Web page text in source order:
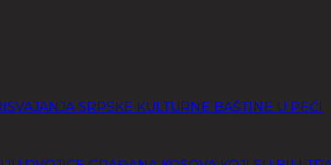
SRPSKE KULTURNE BAŠTINE U PEĆI